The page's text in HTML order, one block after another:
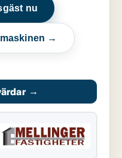
nu
→
→